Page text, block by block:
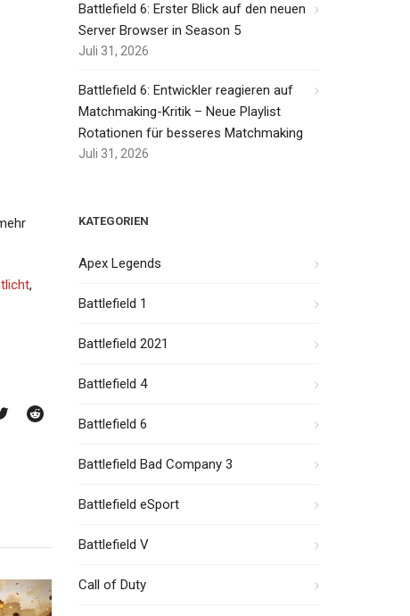
,
Battlefield 6: Erster Blick auf den neuen
Server Browser in Season 5
Juli 31, 2026
Battlefield 6: Entwickler reagieren auf
Matchmaking-Kritik – Neue Playlist
Rotationen für besseres Matchmaking
Juli 31, 2026
KATEGORIEN
Apex Legends
Battlefield 1
Battlefield 2021
Battlefield 4
Battlefield 6
Battlefield Bad Company 3
Battlefield eSport
Battlefield V
Call of Duty